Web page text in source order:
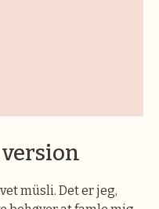
müsli. Det er jeg,